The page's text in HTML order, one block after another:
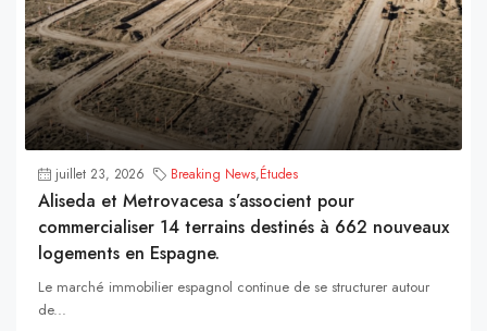
juillet 23, 2026 Breaking News,Études
Aliseda et Metrovacesa s’associent pour
commercialiser 14 terrains destinés à 662 nouveaux
logements en Espagne.
Le marché immobilier espagnol continue de se structurer autour
de...